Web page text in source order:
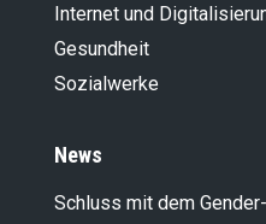
Internet und
Gesundheit
Sozialwerke
News
Schluss mit dem